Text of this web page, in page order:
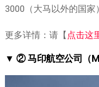
3000（大马以外的国家
更多详情：请【 点击这
▼ ② 马印航空公司（